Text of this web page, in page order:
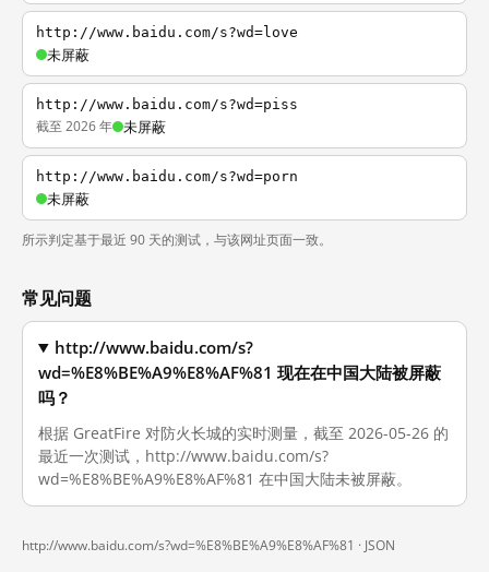
http://www.baidu.com/s?wd=love
未屏蔽
http://www.baidu.com/s?wd=piss
截至 2026 年 未屏蔽
http://www.baidu.com/s?wd=porn
未屏蔽
所示判定基于最近 90 天的测试，与该网址页面一致。
常见问题
http://www.baidu.com/s?
wd=%E8%BE%A9%E8%AF%81 现在在中国大陆被屏蔽
吗？
根据 GreatFire 对防火长城的实时测量，截至 2026-05-26 的
最近一次测试，http://www.baidu.com/s?
wd=%E8%BE%A9%E8%AF%81 在中国大陆未被屏蔽。
http://www.baidu.com/s?wd=%E8%BE%A9%E8%AF%81 · JSON